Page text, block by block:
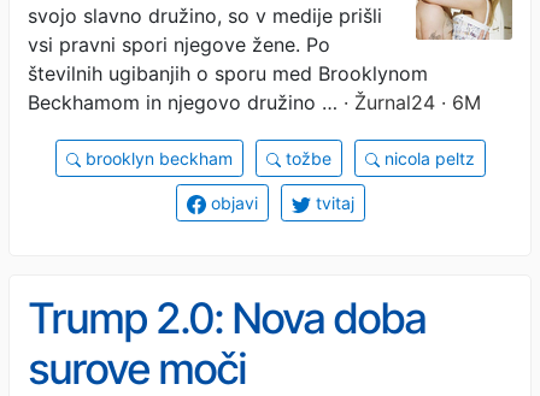
svojo slavno družino, so v medije prišli
vsi pravni spori njegove žene. Po
številnih ugibanjih o sporu med Brooklynom
Beckhamom in njegovo družino … · Žurnal24 · 6M
brooklyn beckham tožbe nicola peltz
objavi tvitaj
Trump 2.0: Nova doba
surove moči